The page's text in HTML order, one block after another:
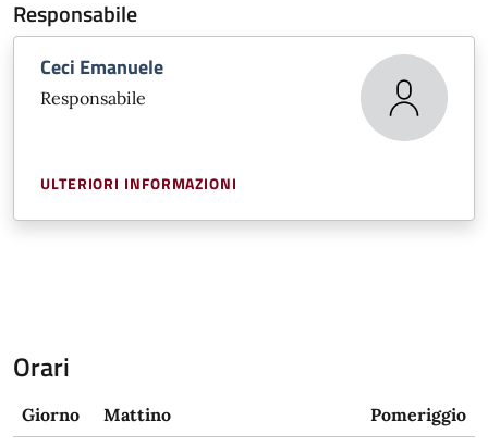
Responsabile
Ceci Emanuele
Responsabile
ULTERIORI INFORMAZIONI
Orari
Giorno Mattino Pomeriggio